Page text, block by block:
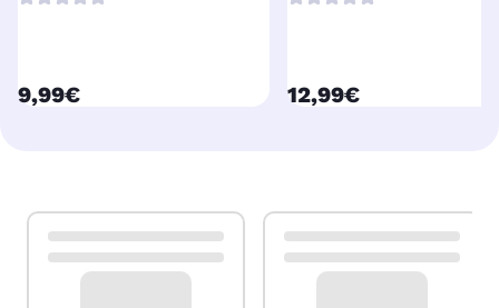
currentPrice
9,99€ currentPrice
12,99€